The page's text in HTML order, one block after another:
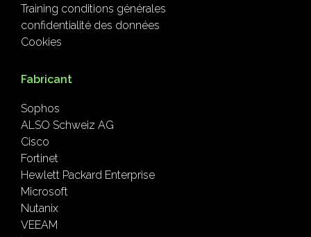
Training conditions générales
confidentialité des données
Cookies
Fabricant
Sophos
ALSO Schweiz AG
Cisco
Fortinet
Hewlett Packard Enterprise
Microsoft
Nutanix
VEEAM